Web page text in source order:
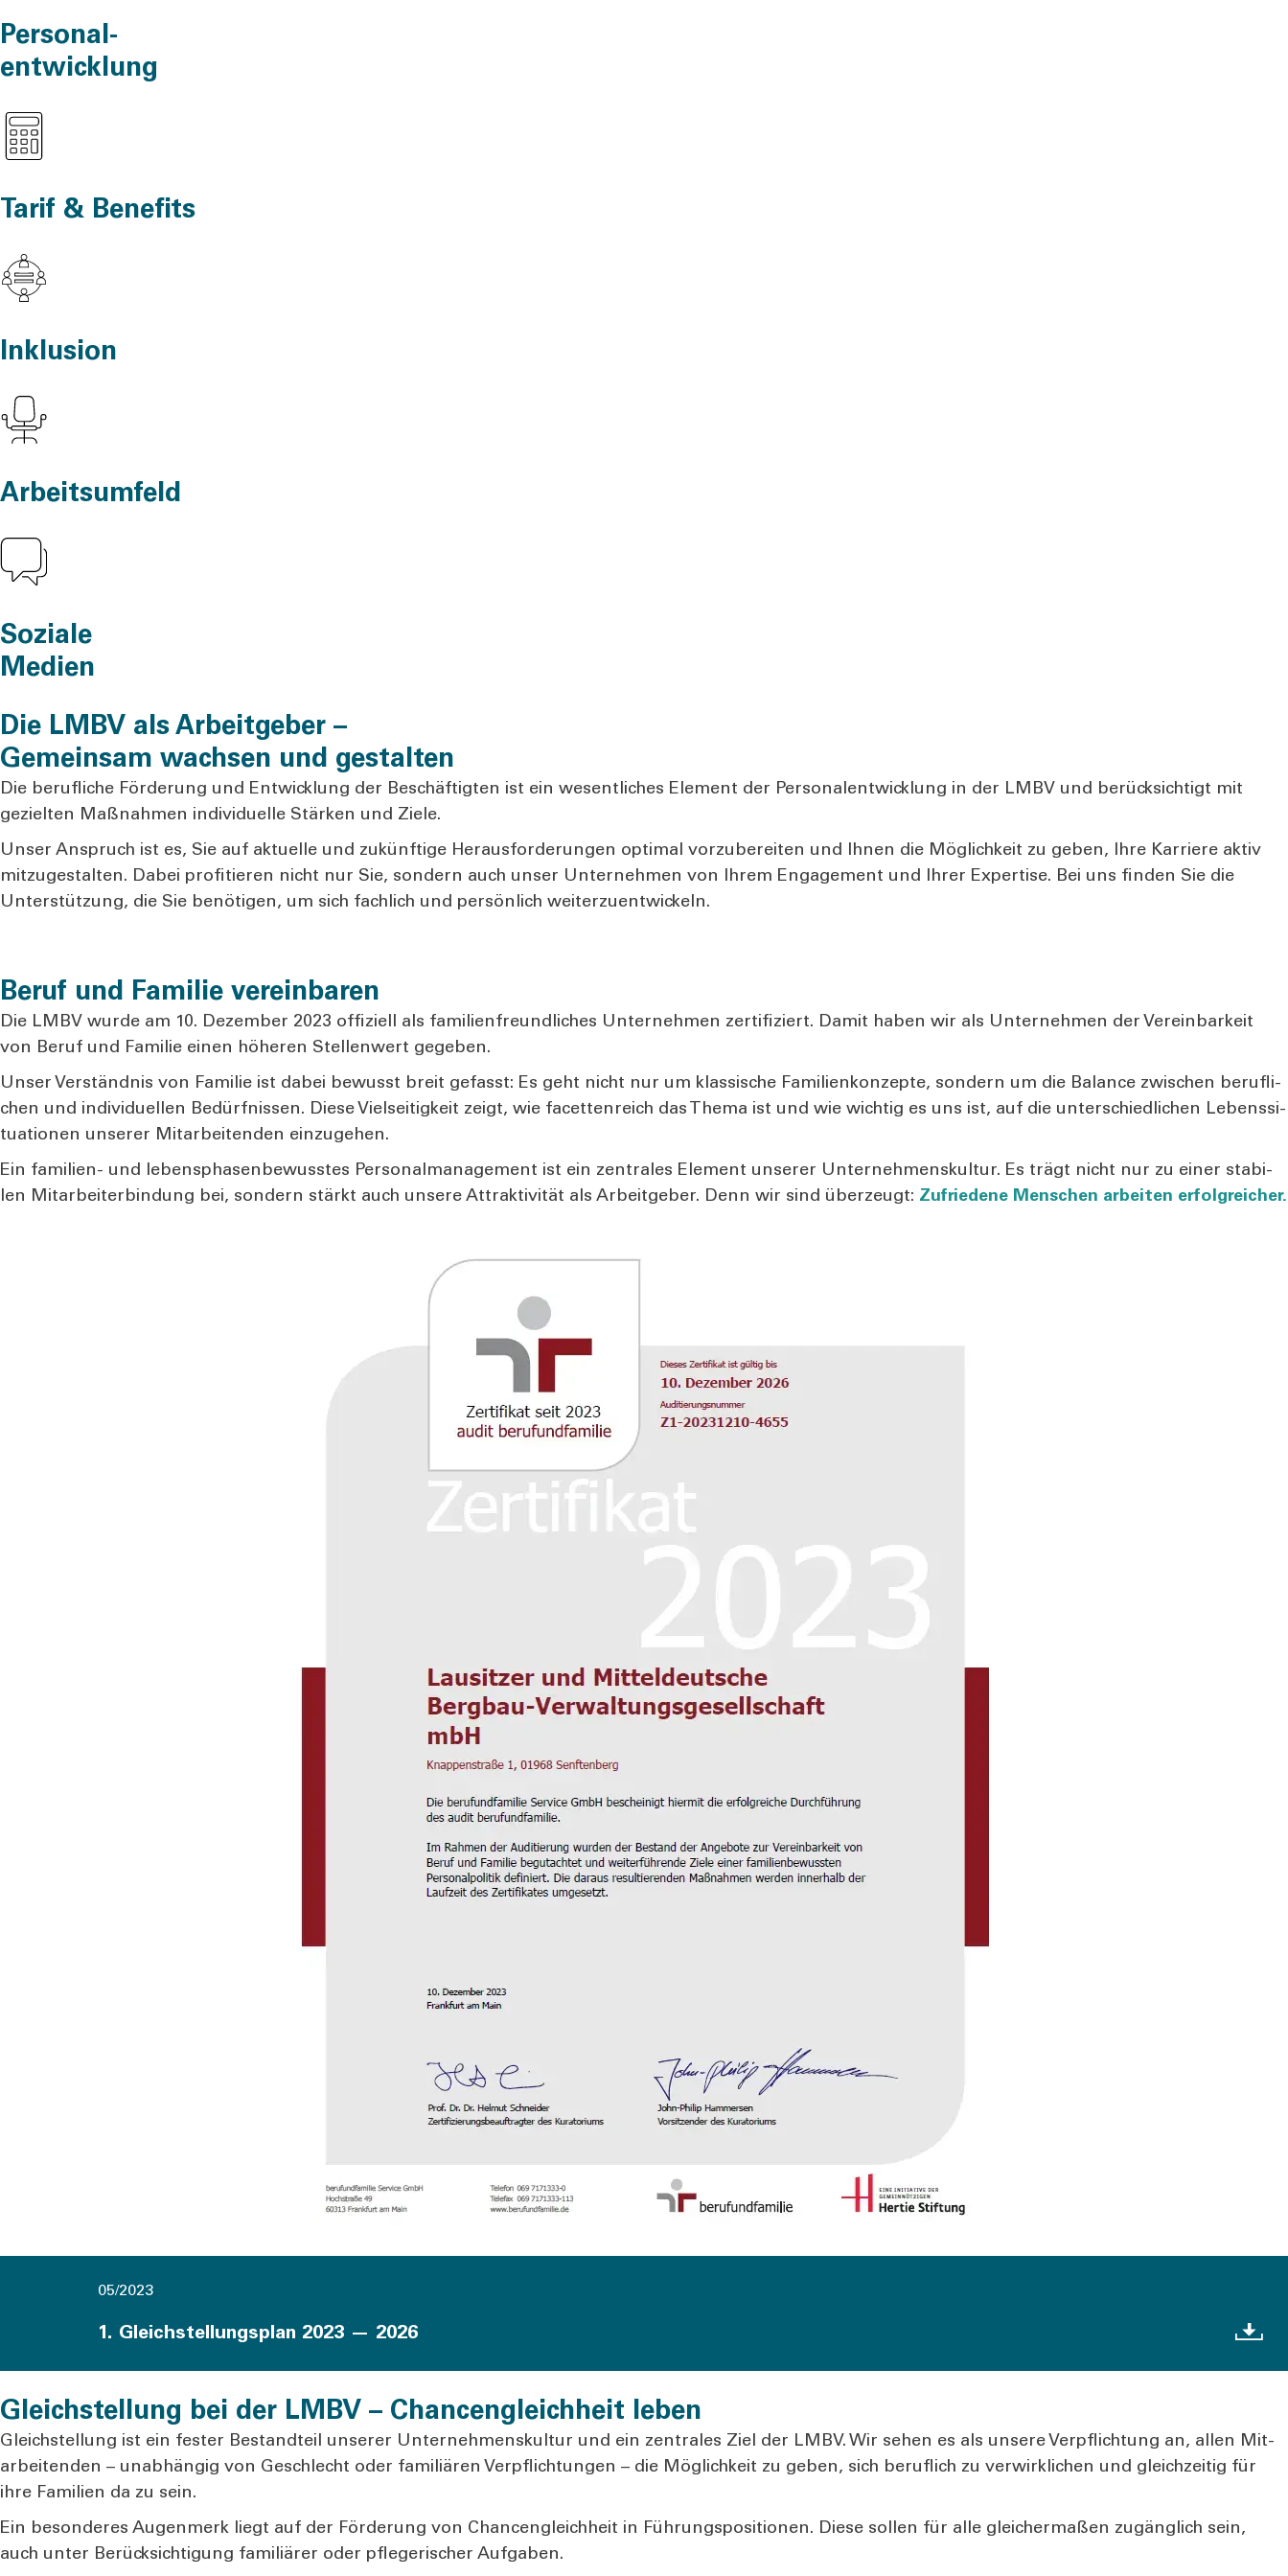
Personal-
entwicklung
Tarif & Benefits
Inklusion
Arbeitsumfeld
Soziale
Medien
Die LMBV als Arbeitgeber –
Gemeinsam wachsen und gestalten
Die beruf­li­che För­de­rung und Ent­wick­lung der Beschäf­tig­ten ist ein wesent­li­ches Ele­ment der Per­so­nal­ent­wick­lung in der LMBV und berück­sich­tigt mit
geziel­ten Maß­nah­men indi­vi­du­el­le Stär­ken und Zie­le.
Unser Anspruch ist es, Sie auf aktu­el­le und zukünf­ti­ge Her­aus­for­de­run­gen opti­mal vor­zu­be­rei­ten und Ihnen die Mög­lich­keit zu geben, Ihre Kar­rie­re aktiv
mit­zu­ge­stal­ten. Dabei pro­fi­tie­ren nicht nur Sie, son­dern auch unser Unter­neh­men von Ihrem Enga­ge­ment und Ihrer Exper­ti­se. Bei uns fin­den Sie die
Unter­stüt­zung, die Sie benö­ti­gen, um sich fach­lich und per­sön­lich wei­ter­zu­ent­wi­ckeln.
Beruf und Familie vereinbaren
Die LMBV wur­de am 10. Dezem­ber 2023 offi­zi­ell als fami­li­en­freund­li­ches Unter­neh­men zer­ti­fi­ziert. Damit haben wir als Unter­neh­men der Ver­ein­bar­keit
von Beruf und Fami­lie einen höhe­ren Stel­len­wert gege­ben.
Unser Ver­ständ­nis von Fami­lie ist dabei bewusst breit gefasst: Es geht nicht nur um klas­si­sche Fami­li­en­kon­zep­te, son­dern um die Balan­ce zwi­schen beruf­li­
chen und indi­vi­du­el­len Bedürf­nis­sen. Die­se Viel­sei­tig­keit zeigt, wie facet­ten­reich das The­ma ist und wie wich­tig es uns ist, auf die unter­schied­li­chen Lebens­si­
tua­tio­nen unse­rer Mit­ar­bei­ten­den ein­zu­ge­hen.
Ein fami­li­en- und lebens­pha­sen­be­wuss­tes Per­so­nal­ma­nage­ment ist ein zen­tra­les Ele­ment unse­rer Unter­neh­mens­kul­tur. Es trägt nicht nur zu einer sta­bi­
len Mit­ar­bei­ter­bin­dung bei, son­dern stärkt auch unse­re Attrak­ti­vi­tät als Arbeit­ge­ber. Denn wir sind über­zeugt: Zufrie­de­ne Men­schen arbei­ten erfolg­rei­cher.
05/2023
1. Gleichstellungsplan 2023 — 2026
Gleichstellung bei der LMBV – Chancengleichheit leben
Gleich­stel­lung ist ein fes­ter Bestand­teil unse­rer Unter­neh­mens­kul­tur und ein zen­tra­les Ziel der LMBV. Wir sehen es als unse­re Ver­pflich­tung an, allen Mit­
ar­bei­ten­den – unab­hän­gig von Geschlecht oder fami­liä­ren Ver­pflich­tun­gen – die Mög­lich­keit zu geben, sich beruf­lich zu ver­wirk­li­chen und gleich­zei­tig für
ihre Fami­li­en da zu sein.
Ein beson­de­res Augen­merk liegt auf der För­de­rung von Chan­cen­gleich­heit in Füh­rungs­po­si­tio­nen. Die­se sol­len für alle glei­cher­ma­ßen zugäng­lich sein,
auch unter Berück­sich­ti­gung fami­liä­rer oder pfle­ge­ri­scher Auf­ga­ben.